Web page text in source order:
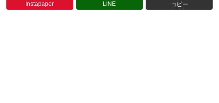
Instapaper LINE コピー